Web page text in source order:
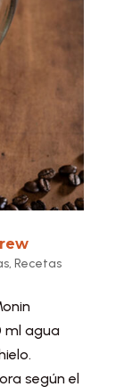
, Recetas
ml agua
según el